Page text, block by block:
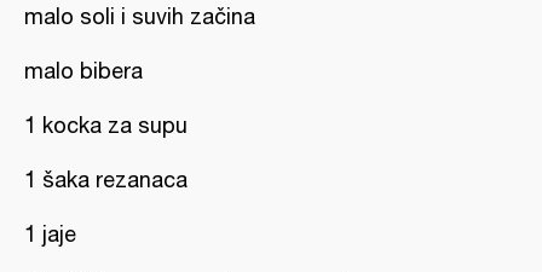
malo soli i suvih začina
malo bibera
1 kocka za supu
1 šaka rezanaca
1 jaje